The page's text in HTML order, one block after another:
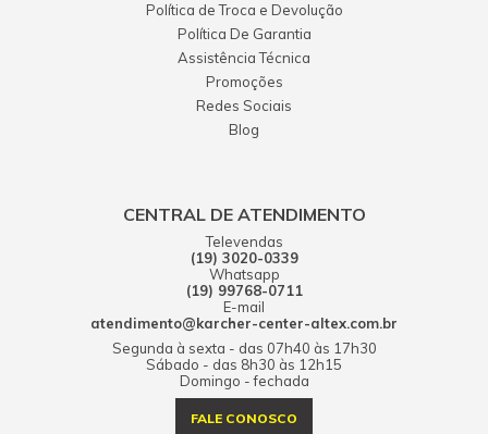
Política de Troca e Devolução
Política De Garantia
Assistência Técnica
Promoções
Redes Sociais
Blog
CENTRAL DE ATENDIMENTO
Televendas
(19) 3020-0339
Whatsapp
(19) 99768-0711
E-mail
atendimento@karcher-center-altex.com.br
Segunda à sexta - das 07h40 às 17h30
Sábado - das 8h30 às 12h15
Domingo - fechada
FALE CONOSCO